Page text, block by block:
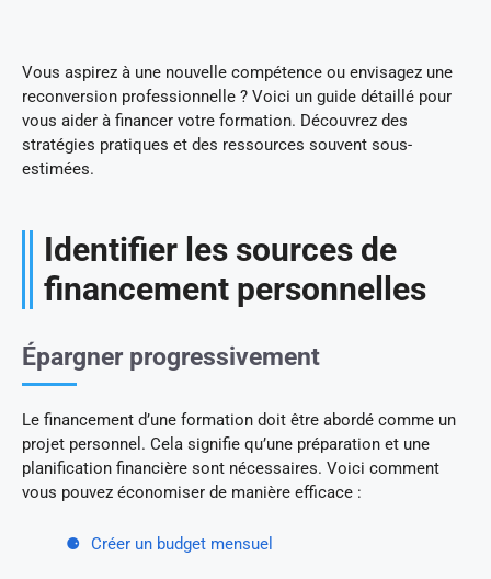
Vous aspirez à une nouvelle compétence ou envisagez une
reconversion professionnelle ? Voici un guide détaillé pour
vous aider à financer votre formation. Découvrez des
stratégies pratiques et des ressources souvent sous-
estimées.
Identifier les sources de
financement personnelles
Épargner progressivement
Le financement d’une formation doit être abordé comme un
projet personnel. Cela signifie qu’une préparation et une
planification financière sont nécessaires. Voici comment
vous pouvez économiser de manière efficace :
Créer un budget mensuel